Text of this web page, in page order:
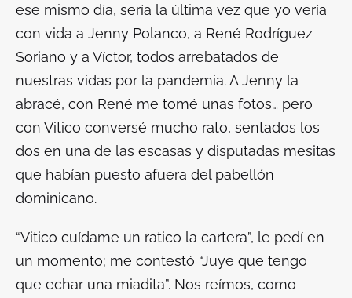
ese mismo día, sería la última vez que yo vería
con vida a Jenny Polanco, a René Rodríguez
Soriano y a Víctor, todos arrebatados de
nuestras vidas por la pandemia. A Jenny la
abracé, con René me tomé unas fotos… pero
con Vitico conversé mucho rato, sentados los
dos en una de las escasas y disputadas mesitas
que habían puesto afuera del pabellón
dominicano.
“Vitico cuídame un ratico la cartera”, le pedí en
un momento; me contestó “Juye que tengo
que echar una miadita”. Nos reímos, como